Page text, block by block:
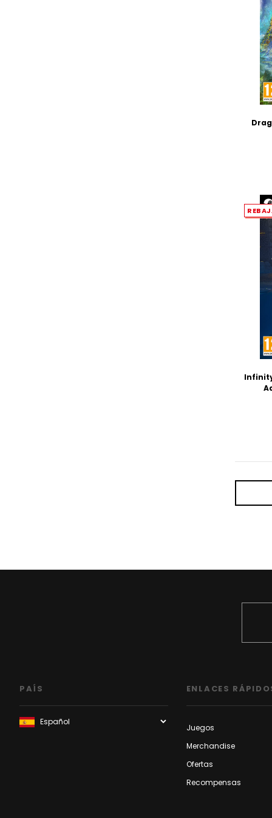
Infinity
PAÍS ENLACES
Juegos
Merchandise
Ofertas
Recompensas